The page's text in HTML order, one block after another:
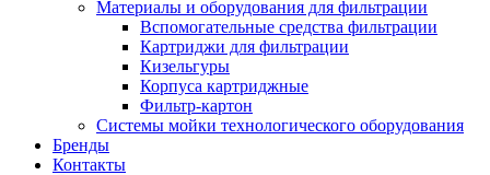
Материалы и оборудования для фильтрации
Вспомогательные средства фильтрации
Картриджи для фильтрации
Кизельгуры
Корпуса картриджные
Фильтр-картон
Системы мойки технологического оборудования
Бренды
Контакты